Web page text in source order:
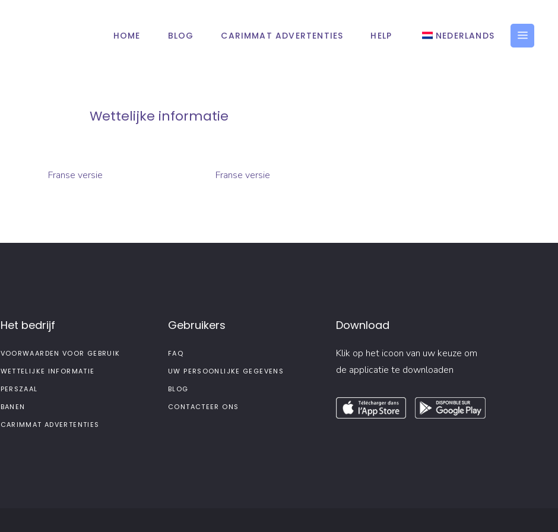
HOME BLOG CARIMMAT ADVERTENTIES HELP NEDERLANDS
Wettelijke informatie
Franse versie Franse versie
Het bedrijf
VOORWAARDEN VOOR GEBRUIK
WETTELIJKE INFORMATIE
PERSZAAL
BANEN
CARIMMAT ADVERTENTIES
Gebruikers
FAQ
UW PERSOONLIJKE GEGEVENS
BLOG
CONTACTEER ONS
Download
Klik op het icoon van uw keuze om
de applicatie te downloaden